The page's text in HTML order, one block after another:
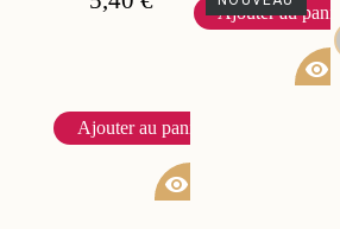
Ajouter au panier
visibility
Ajouter au panier
visibility